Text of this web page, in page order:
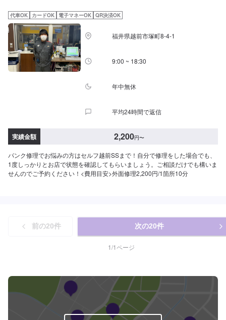
代車OK カードOK 電子マネーOK QR決済OK
福井県越前市塚町8-4-1
9:00 ~ 18:30
年中無休
平均24時間で返信
実績金額 2,200円〜
パンク修理でお悩みの方はセルフ越前SSまで！自分で修理をした場合でも、
1度しっかりとお店で状態を確認してもらいましょう。ご相談だけでも構いま
せんのでご予約ください！<費用目安>外面修理2,200円/1箇所10分
前の20件 次の20件
1/1ページ